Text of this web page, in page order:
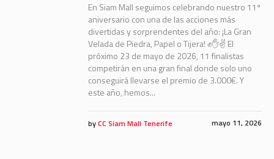
En Siam Mall seguimos celebrando nuestro 11º
aniversario con una de las acciones más
divertidas y sorprendentes del año: ¡La Gran
Velada de Piedra, Papel o Tijera! ✊✋✌️ El
próximo 23 de mayo de 2026, 11 finalistas
competirán en una gran final donde solo uno
conseguirá llevarse el premio de 3.000€. Y
este año, hemos...
mayo 11, 2026
byCC Siam Mall Tenerife